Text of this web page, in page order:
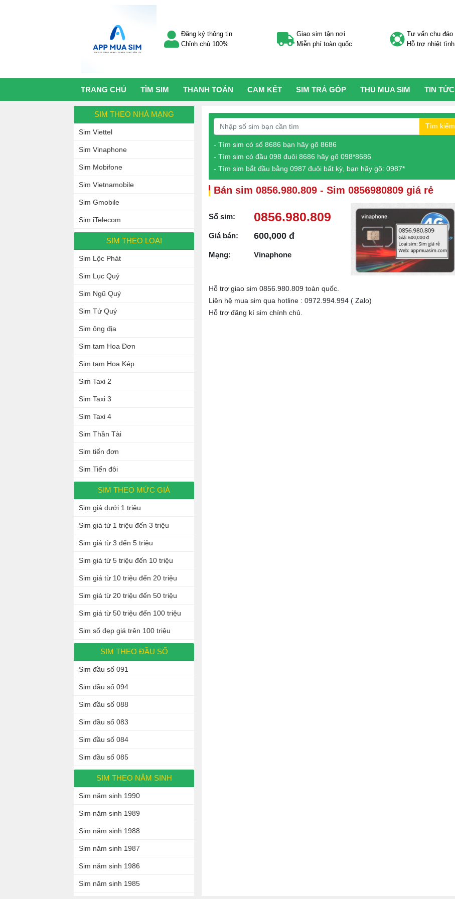
Đăng ký thông tin
Chỉnh chủ 100%
Giao sim tận nơi
Miễn phí toàn quốc
Tư vấn chu đáo
Hỗ trợ nhiệt tình
TRANG CHỦ TÌM SIM THANH TOÁN CAM KẾT SIM TRẢ GÓP THU MUA SIM TIN TỨC
Tìm kiếm
- Tìm sim có số 8686 bạn hãy gõ 8686
- Tìm sim có đầu 098 đuôi 8686 hãy gõ 098*8686
- Tìm sim bắt đầu bằng 0987 đuôi bất kỳ, bạn hãy gõ: 0987*
Bán sim 0856.980.809 - Sim 0856980809 giá rẻ
Số sim: 0856.980.809
Giá bán: 600,000 đ
Mạng: Vinaphone
Hỗ trợ giao sim 0856.980.809 toàn quốc.
Liên hệ mua sim qua hotline : 0972.994.994 ( Zalo)
Hỗ trợ đăng kí sim chính chủ.
SIM THEO NHÀ MẠNG
Sim Viettel
Sim Vinaphone
Sim Mobifone
Sim Vietnamobile
Sim Gmobile
Sim iTelecom
SIM THEO LOẠI
Sim Lộc Phát
Sim Lục Quý
Sim Ngũ Quý
Sim Tứ Quý
Sim ông địa
Sim tam Hoa Đơn
Sim tam Hoa Kép
Sim Taxi 2
Sim Taxi 3
Sim Taxi 4
Sim Thần Tài
Sim tiến đơn
Sim Tiến đôi
SIM THEO MỨC GIÁ
Sim giá dưới 1 triệu
Sim giá từ 1 triệu đến 3 triệu
Sim giá từ 3 đến 5 triệu
Sim giá từ 5 triệu đến 10 triệu
Sim giá từ 10 triệu đến 20 triệu
Sim giá từ 20 triệu đến 50 triệu
Sim giá từ 50 triệu đến 100 triệu
Sim số đẹp giá trên 100 triệu
SIM THEO ĐẦU SỐ
Sim đầu số 091
Sim đầu số 094
Sim đầu số 088
Sim đầu số 083
Sim đầu số 084
Sim đầu số 085
SIM THEO NĂM SINH
Sim năm sinh 1990
Sim năm sinh 1989
Sim năm sinh 1988
Sim năm sinh 1987
Sim năm sinh 1986
Sim năm sinh 1985